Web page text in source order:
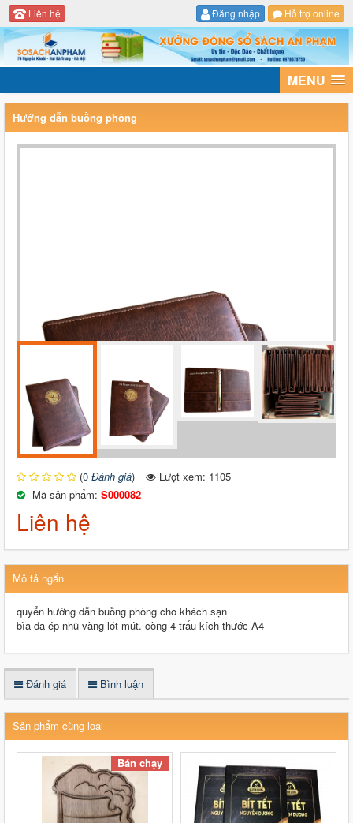
Liên hệ Đăng nhập Hỗ trợ online
MENU
Hướng dẫn buồng phòng
(0 Đánh giá)
Lượt xem: 1105
Mã sản phẩm: S000082
Liên hệ
Mô tả ngắn
quyển hướng dẫn buồng phòng cho khách sạn
bìa da ép nhũ vàng lót mút. còng 4 trấu kích thước A4
Đánh giá Bình luận
Sản phẩm cùng loại
Bán chạy